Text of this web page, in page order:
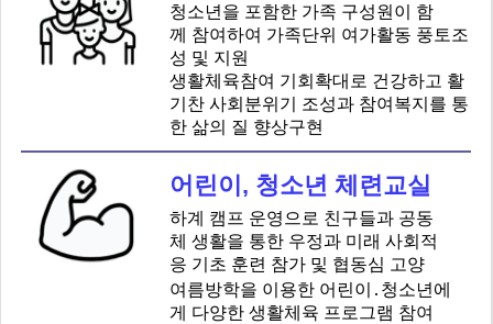
청소년을 포함한 가족 구성원이 함
께 참여하여 가족단위 여가활동 풍토조
성 및 지원
생활체육참여 기회확대로 건강하고 활
기찬 사회분위기 조성과 참여복지를 통
한 삶의 질 향상구현
어린이, 청소년 체련교실
하계 캠프 운영으로 친구들과 공동
체 생활을 통한 우정과 미래 사회적
응 기초 훈련 참가 및 협동심 고양
여름방학을 이용한 어린이․청소년에
게 다양한 생활체육 프로그램 참여